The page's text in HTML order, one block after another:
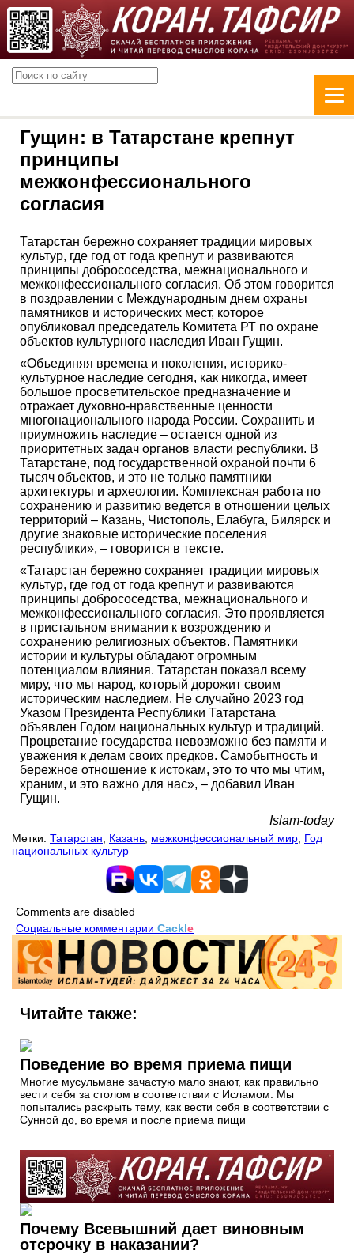
Гущин: в Татарстане крепнут
принципы
межконфессионального
согласия
Татарстан бережно сохраняет традиции мировых
культур, где год от года крепнут и развиваются
принципы добрососедства, межнационального и
межконфессионального согласия. Об этом говорится
в поздравлении с Международным днем охраны
памятников и исторических мест, которое
опубликовал председатель Комитета РТ по охране
объектов культурного наследия Иван Гущин.
«Объединяя времена и поколения, историко-
культурное наследие сегодня, как никогда, имеет
большое просветительское предназначение и
отражает духовно-нравственные ценности
многонационального народа России. Сохранить и
приумножить наследие – остается одной из
приоритетных задач органов власти республики. В
Татарстане, под государственной охраной почти 6
тысяч объектов, и это не только памятники
архитектуры и археологии. Комплексная работа по
сохранению и развитию ведется в отношении целых
территорий – Казань, Чистополь, Елабуга, Билярск и
другие знаковые исторические поселения
республики», – говорится в тексте.
«Татарстан бережно сохраняет традиции мировых
культур, где год от года крепнут и развиваются
принципы добрососедства, межнационального и
межконфессионального согласия. Это проявляется
в пристальном внимании к возрождению и
сохранению религиозных объектов. Памятники
истории и культуры обладают огромным
потенциалом влияния. Татарстан показал всему
миру, что мы народ, который дорожит своим
историческим наследием. Не случайно 2023 год
Указом Президента Республики Татарстана
объявлен Годом национальных культур и традиций.
Процветание государства невозможно без памяти и
уважения к делам своих предков. Самобытность и
бережное отношение к истокам, это то что мы чтим,
храним, и это важно для нас», – добавил Иван
Гущин.
Islam-today
Метки: Татарстан Казань межконфессиональный мир Год
национальных культур
Comments are disabled
Социальные комментарии Cackle
Читайте также:
Поведение во время приема пищи
Многие мусульмане зачастую мало знают, как правильно
вести себя за столом в соответствии с Исламом. Мы
попытались раскрыть тему, как вести себя в соответствии с
Сунной до, во время и после приема пищи
Почему Всевышний дает виновным
отсрочку в наказании?